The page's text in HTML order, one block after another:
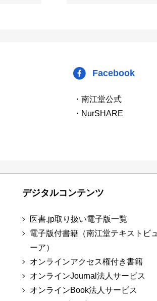
Facebook
・南江堂公式
・NurSHARE
デジタルコンテンツ
医書.jp取り扱い電子版一覧
電子版付書籍（南江堂テキストビュ
ーア）
オンラインアクセス権付き書籍
オンラインJournal法人サービス
オンラインBook法人サービス